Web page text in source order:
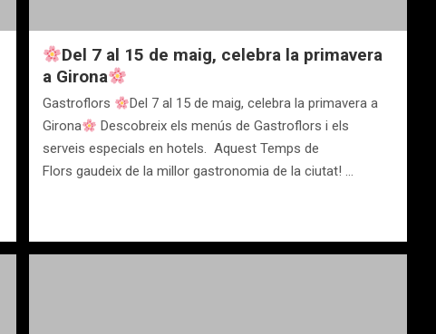
Del 7 al 15 de maig, celebra la primavera
a Girona
Gastroflors
Del 7 al 15 de maig, celebra la primavera a
Girona
Descobreix els menús de Gastroflors i els
serveis especials en hotels. Aquest Temps de
Flors gaudeix de la millor gastronomia de la ciutat! …